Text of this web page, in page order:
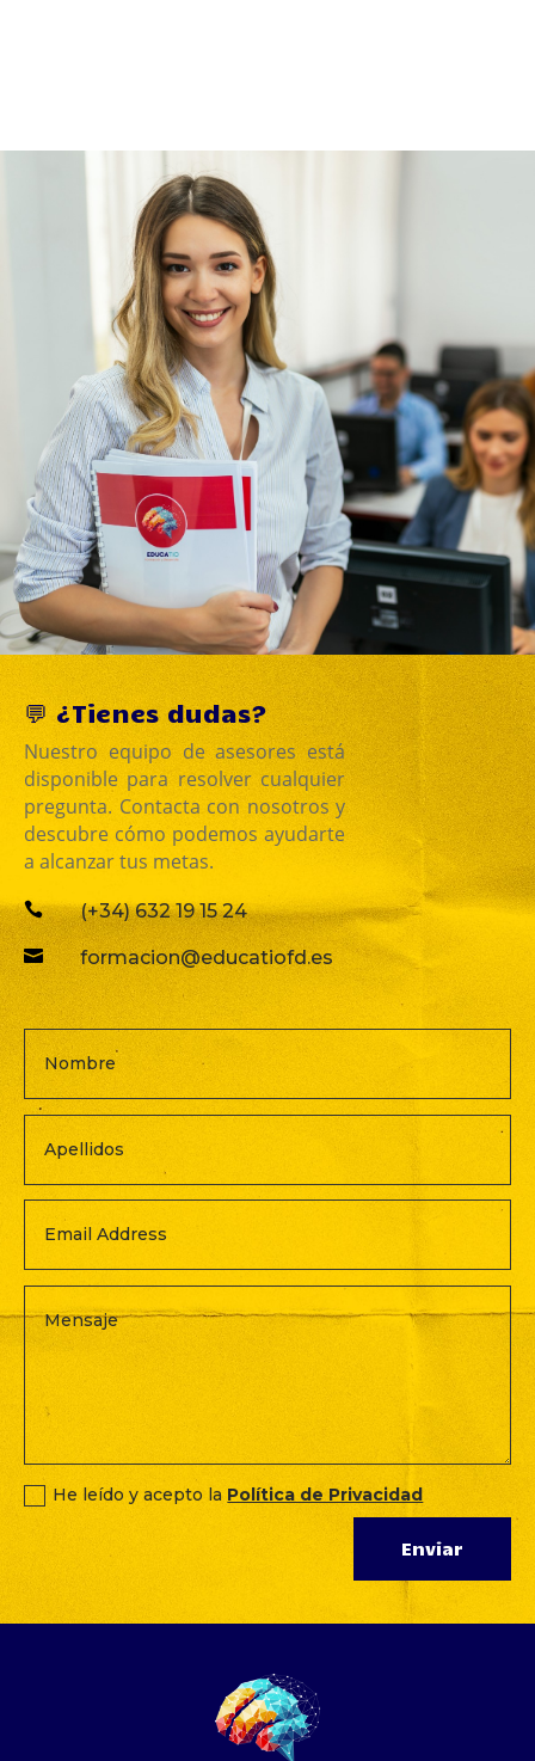
💬 ¿Tienes dudas?
Nuestro equipo de asesores está
disponible para resolver cualquier
pregunta. Contacta con nosotros y
descubre cómo podemos ayudarte
a alcanzar tus metas.
 (+34) 632 19 15 24
 formacion@educatiofd.es
He leído y acepto la Política de Privacidad
Enviar